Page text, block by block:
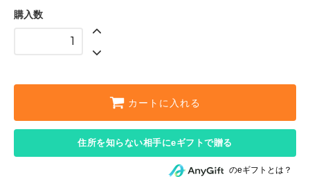
購入数
カートに入れる
住所を知らない相手にeギフトで贈る
のeギフトとは？